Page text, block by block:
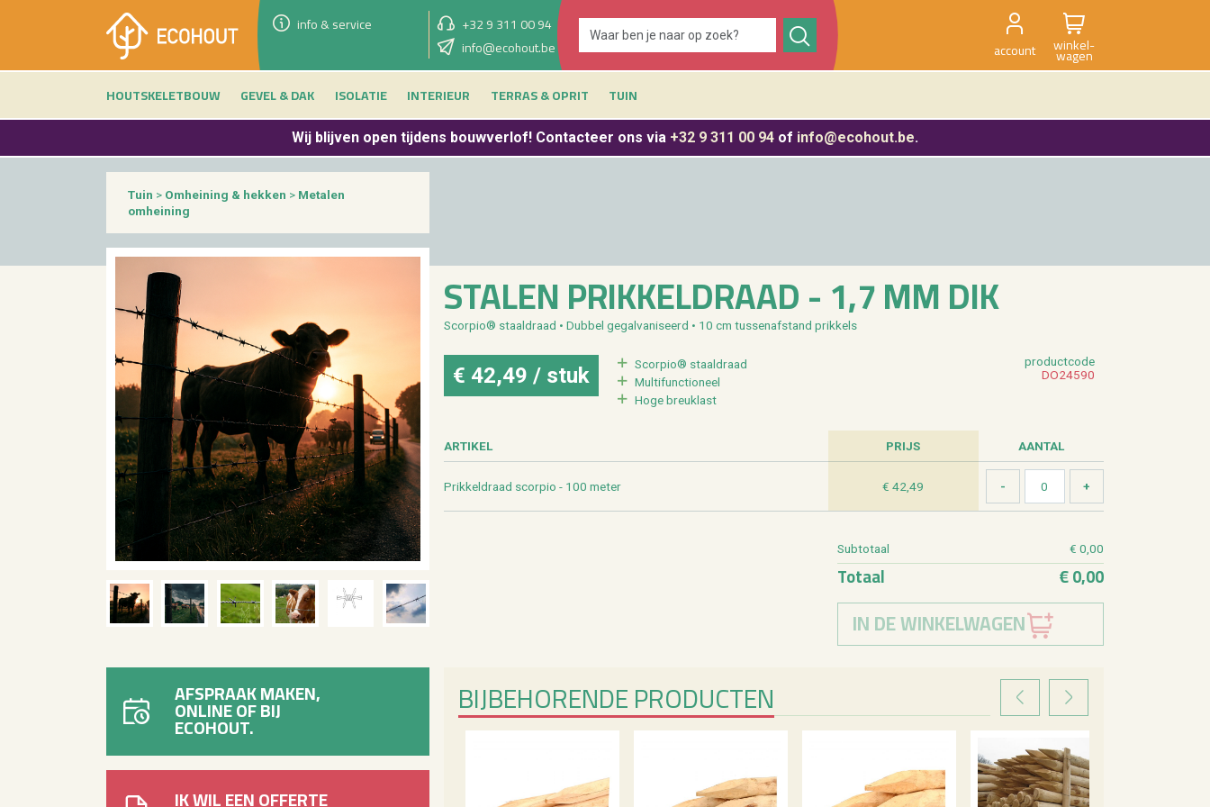
info & service +32 9 311 00 94
showroom morgen
info@ecohout.be
9u - 12u30 & 13u30 - 17u account winkel-
wagen
HOUTSKELETBOUW
GEVEL & DAK ISOLATIE INTERIEUR TERRAS & OPRIT TUIN
Wij blijven open tijdens bouwverlof! Contacteer ons via +32 9 311 00 94 of info@ecohout.be.
Tuin > Omheining & hekken > Metalen
omheining
STA­LEN PRIK­KEL­DRAAD - 1,7 MM DIK
Scor­pio® staal­draad • Dub­bel ge­gal­va­ni­seerd • 10 cm tus­sen­af­stand prik­kels
€ 42,49 / stuk
Scor­pio® staal­draad
Mul­ti­func­ti­o­neel
Hoge breu­klast
product­code
DO24590
AR­TI­KEL PRIJS AAN­TAL
Prik­kel­draad scor­pio - 100 meter € 42,49
Sub­to­taal € 0,00
To­taal € 0,00
IN DE WINKELWAGEN
AFSPRAAK MAKEN,
ONLINE OF BIJ
ECOHOUT.
IK WIL EEN OFFERTE
BIJ­BE­HO­REN­DE PRO­DUC­TEN VORIGEVOLGENDE